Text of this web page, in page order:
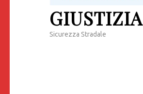
Sicurezza Stradale